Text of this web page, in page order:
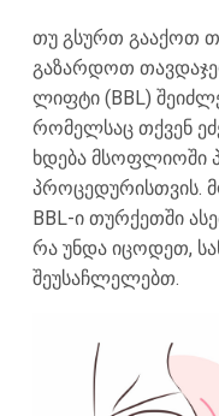
თუ გსურთ გააქოთ
გაზარდოთ
ლიფტი (BBL)
რომელსაც თქვენ
ხდება მსოფლიოში
პროცედურისთვის.
BBL-ი თურქეთში
რა უნდა იცოდეთ,
შეუსაჩლელებთ.